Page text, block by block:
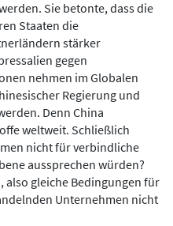
Sie betonte, dass die
Staaten die
stärker
gegen
nehmen im Globalen
Regierung und
Denn China
weltweit. Schließlich
nicht für verbindliche
aussprechen würden?
also gleiche Bedingungen für
Unternehmen nicht